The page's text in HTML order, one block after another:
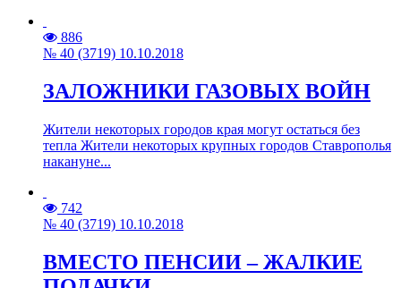
886
№ 40 (3719) 10.10.2018
ЗАЛОЖНИКИ ГАЗОВЫХ ВОЙН
Жители некоторых городов края могут остаться без
тепла Жители некоторых крупных городов Ставрополья
накануне...
742
№ 40 (3719) 10.10.2018
ВМЕСТО ПЕНСИИ – ЖАЛКИЕ